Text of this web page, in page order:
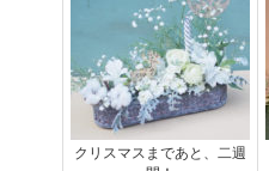
クリスマスまであと、二週